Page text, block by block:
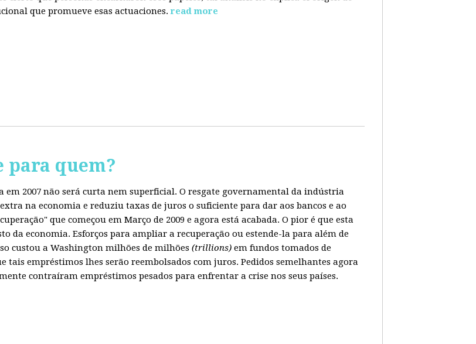
que promueve esas actuaciones. read more
para quem?
em 2007 não será curta nem superficial. O resgate governamental da indústria
na economia e reduziu taxas de juros o suficiente para dar aos bancos e ao
que começou em Março de 2009 e agora está acabada. O pior é que esta
da economia. Esforços para ampliar a recuperação ou estende-la para além de
custou a Washington milhões de milhões (trillions) em fundos tomados de
tais empréstimos lhes serão reembolsados com juros. Pedidos semelhantes agora
contraíram empréstimos pesados para enfrentar a crise nos seus países.